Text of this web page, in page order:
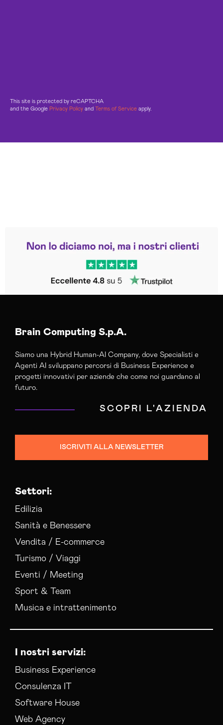
This site is protected by reCAPTCHA
and the Google Privacy Policy and Terms of Service apply.
Trustpilot
Brain Computing S.p.A.
Siamo una Hybrid Human-AI Company, dove Specialisti e
Agenti AI sviluppano percorsi di Business Experience e
progetti innovativi per aziende che come noi guardano al
futuro.
SCOPRI L'AZIENDA
ISCRIVITI ALLA NEWSLETTER
Settori:
Edilizia
Sanità e Benessere
Vendita / E-commerce
Turismo / Viaggi
Eventi / Meeting
Sport & Team
Musica e intrattenimento
I nostri servizi:
Business Experience
Consulenza IT
Software House
Web Agency